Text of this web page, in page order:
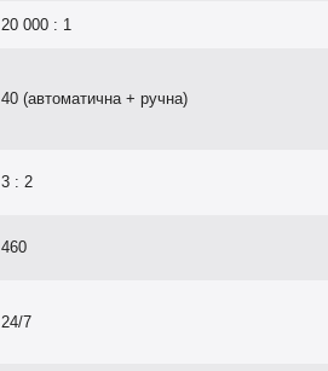
20 000 : 1
40 (автоматична + ручна)
3 : 2
460
24/7